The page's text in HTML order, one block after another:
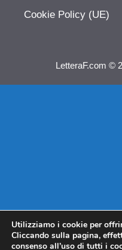
Cookie Policy (UE)
LetteraF.com ©
Utilizziamo i cookie per
Cliccando sulla pagina,
consenso all’uso di tutti i